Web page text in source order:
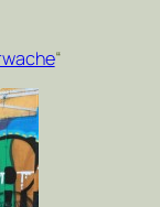
“